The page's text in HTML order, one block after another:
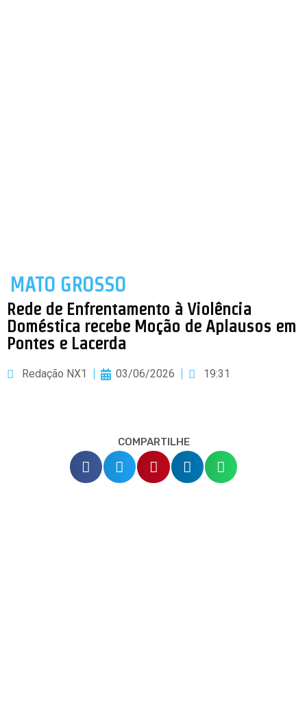
MATO GROSSO
Rede de Enfrentamento à Violência
Doméstica recebe Moção de Aplausos em
Pontes e Lacerda
Redação NX1 03/06/2026 19:31
COMPARTILHE